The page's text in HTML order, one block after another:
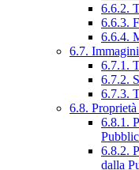
6.6.2.
6.6.3.
6.6.4.
6.7.
6.7.1.
6.7.2.
6.7.3.
6.8.
6.8.1.
6.8.2.
dalla